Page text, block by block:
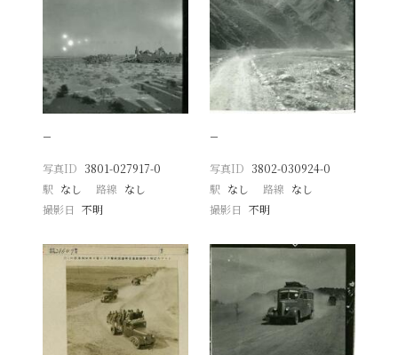
−
写真ID 3801-027917-0
駅 なし 路線 なし
撮影日
不明
−
写真ID 3802-030924-0
駅 なし 路線 なし
撮影日 不明